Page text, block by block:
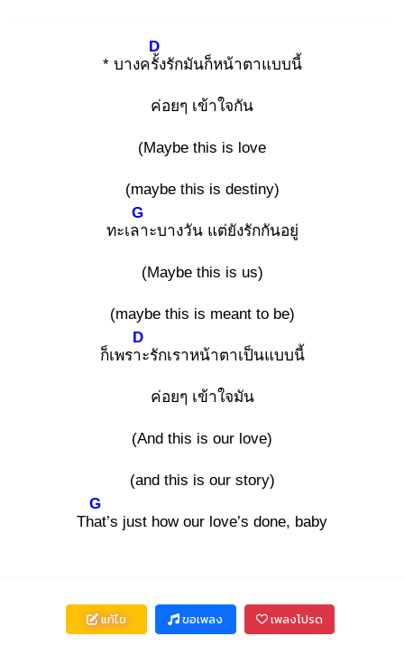
* บางครั้ง
D
รักมันก็หน้าตาแบบนี้
ค่อยๆ เข้าใจกัน
(Maybe this is love
(maybe this is destiny)
ทะเลา
G
ะบางวัน แต่ยังรักกันอยู่
(Maybe this is us)
(maybe this is meant to be)
ก็เพราะ
D
รักเราหน้าตาเป็นแบบนี้
ค่อยๆ เข้าใจมัน
(And this is our love)
(and this is our story)
That
G
’s just how our love’s done, baby
แก้ไข ขอเพลง เพลงโปรด